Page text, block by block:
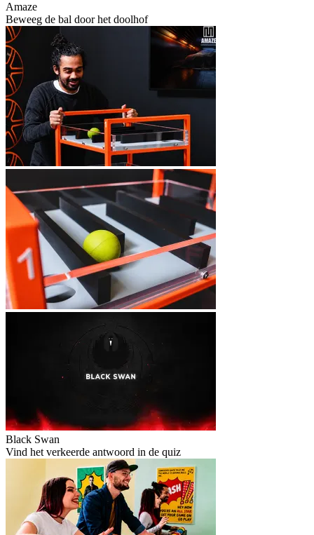
Amaze
Beweeg de bal door het doolhof
Black Swan
Vind het verkeerde antwoord in de quiz